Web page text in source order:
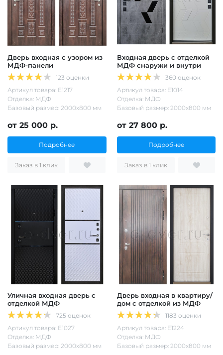
Дверь входная с узором из
МДФ-панели
123 оценки
Артикул товара: Е1217
Отделка: МДФ
Базовый размер: 2000х800 мм
от 25 000 р.
Подробнее
Заказ в 1 клик
Входная дверь с отделкой
МДФ снаружи и внутри
360 оценок
Артикул товара: Е1014
Отделка: МДФ
Базовый размер: 2000х800 мм
от 27 800 р.
Подробнее
Заказ в 1 клик
Уличная входная дверь с
отделкой МДФ
725 оценок
Артикул товара: Е1027
Отделка: МДФ
Базовый размер: 2000х800 мм
Дверь входная в квартиру/
дом с отделкой из МДФ
1183 оценки
Артикул товара: Е1224
Отделка: МДФ
Базовый размер: 2000х800 мм